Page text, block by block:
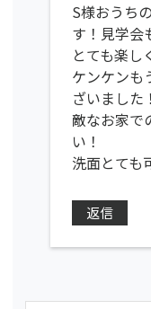
S様おうち
す！見学会
とても楽し
ケンケンも
ざいました
敵なお家で
い！
洗面とても
返信